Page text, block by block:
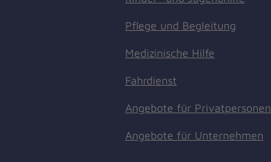
Pflege und Begleitung
Medizinische Hilfe
Fahrdienst
Angebote für Privatpersonen
Angebote für Unternehmen